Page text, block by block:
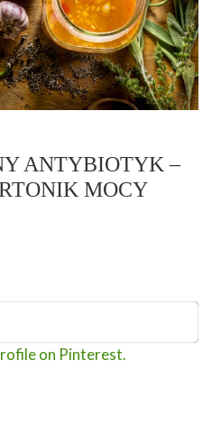
ANTYBIOTYK –
MOCY
on Pinterest.